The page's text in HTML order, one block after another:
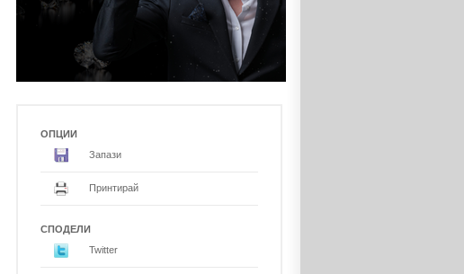
ОПЦИИ
Запази
Принтирай
СПОДЕЛИ
Twitter